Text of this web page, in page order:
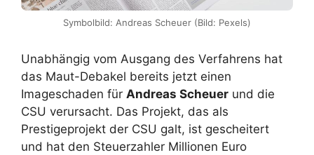
Symbolbild: Andreas Scheuer (Bild: Pexels)
Unabhängig vom Ausgang des Verfahrens hat
das Maut-Debakel bereits jetzt einen
Imageschaden für Andreas Scheuer und die
CSU verursacht. Das Projekt, das als
Prestigeprojekt der CSU galt, ist gescheitert
und hat den Steuerzahler Millionen Euro